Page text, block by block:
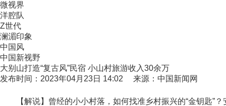
微视界
洋腔队
Z世代
澜湄印象
中国风
中国新视野
大别山打造“复古风”民宿 小山村旅游收入30余万
发布时间：2023年04月23日 14:02 来源：中国新闻网
【解说】曾经的小小村落，如何找准乡村振兴的“金钥匙”？